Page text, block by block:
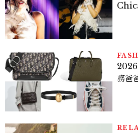
2026
務爸